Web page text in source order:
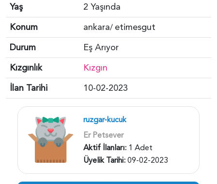
Yaş
2 Yaşında
Konum
ankara/ etimesgut
Durum
Eş Arıyor
Kızgınlık
Kızgın
İlan Tarihi
10-02-2023
ruzgar-kucuk
Er Petsever
Aktif İlanları: 1 Adet
Üyelik Tarihi:09-02-2023